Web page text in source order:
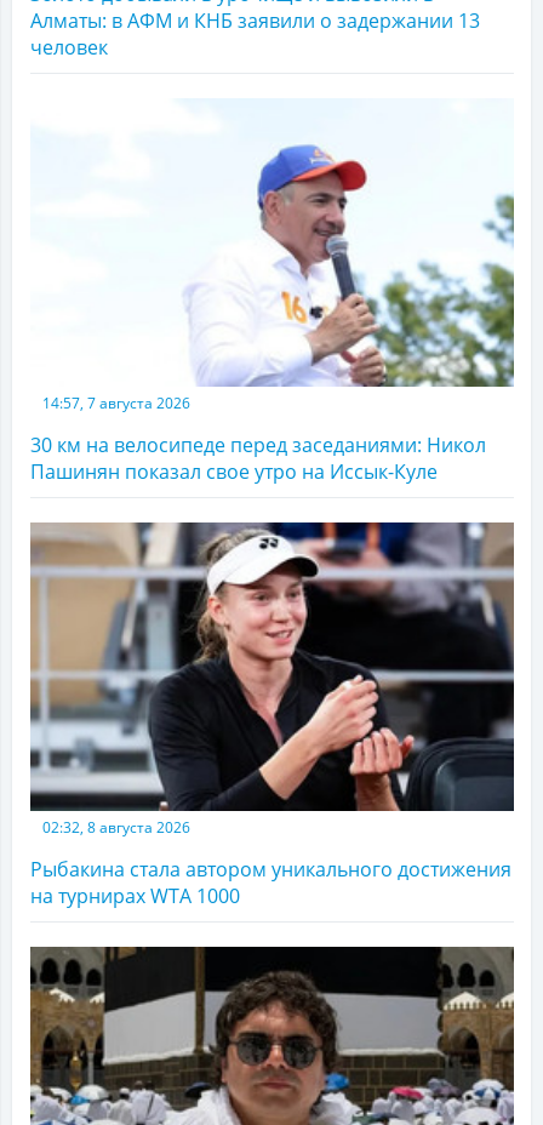
Алматы: в АФМ и КНБ заявили о задержании 13
человек
14:57, 7 августа 2026
30 км на велосипеде перед заседаниями: Никол
Пашинян показал свое утро на Иссык-Куле
02:32, 8 августа 2026
Рыбакина стала автором уникального достижения
на турнирах WTA 1000